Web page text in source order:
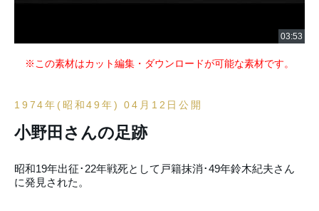
※この素材はカット編集・ダウンロードが可能な素材です。
1974年(昭和49年) 04月12日公開
小野田さんの足跡
昭和19年出征･22年戦死として戸籍抹消･49年鈴木紀夫さん
に発見された。